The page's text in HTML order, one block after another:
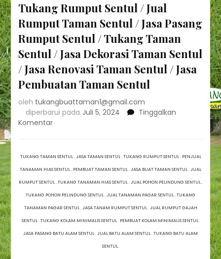
Tukang Rumput Sentul / Jual
Rumput Taman Sentul / Jasa Pasang
Rumput Sentul / Tukang Taman
Sentul / Jasa Dekorasi Taman Sentul
/ Jasa Renovasi Taman Sentul / Jasa
Pembuatan Taman Sentul
oleh tukangbuattaman1@gmail.com
diperbarui pada Juli 5, 2024
Tinggalkan
Komentarpada
Sentul
Jual
Rumput
Taman
Sentul
Pasang
TUKANG TAMAN SENTUL . JASA TAMAN SENTUL . TUKANG RUMPUT SENTUL . PENJUAL
TANAMAN HIAS SENTUL . PEMBUAT TAMAN SENTUL . JASA BUAT TAMAN SENTUL . JUAL
RUMPUT SENTUL . TUKANG TANAMAN HIAS SENTUL . JUAL POHON PELINDUNG SENTUL .
TUKANG POHON PELINDUNG SENTUL . JUAL TANAMAN PAGAR SENTUL . TUKANG
TANAMAN PAGAR SENTUL . JASA TANAM RUMPUT SENTUL . JUAL RUMPUT GAJAH
SENTUL . TUKANG KOLAM MINIMALIS SENTUL . PEMBUAT KOLAM MINIMALIS SENTUL.
JASA PASANG BATU ALAM SENTUL . JUAL BATU ALAM SENTUL . TUKANG BATU ALAM
SENTUL.